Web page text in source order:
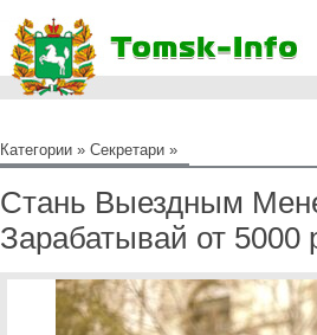
Категории » Секретари »
Стань Выездным
Зарабатывай от 5000